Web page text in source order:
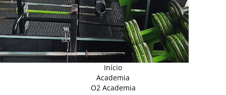
Início
Academia
O2 Academia